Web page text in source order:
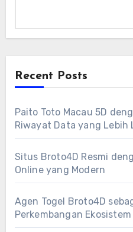
Recent Posts
Paito Toto Macau 5D
Riwayat Data yang
Situs Broto4D Resmi
Online yang Modern
Agen Togel Broto4D
Perkembangan